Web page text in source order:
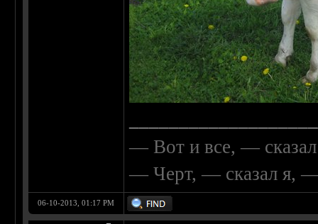
— Вот и все, —
— Черт, — сказал я, —
06-10-2013, 01:17 PM